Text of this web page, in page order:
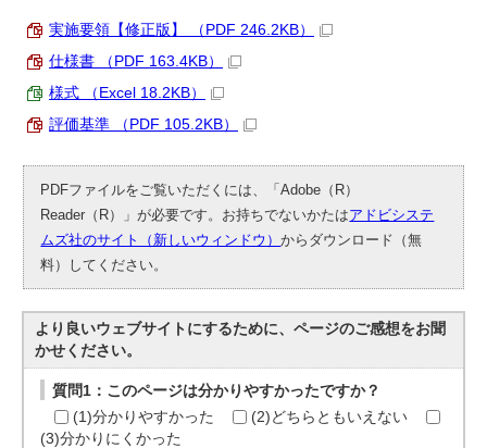
実施要領【修正版】 （PDF 246.2KB）
仕様書 （PDF 163.4KB）
様式 （Excel 18.2KB）
評価基準 （PDF 105.2KB）
PDFファイルをご覧いただくには、「Adobe（R）
Reader（R）」が必要です。お持ちでないかたはアドビシステ
ムズ社のサイト（新しいウィンドウ）からダウンロード（無
料）してください。
より良いウェブサイトにするために、ページのご感想をお聞
かせください。
質問1：このページは分かりやすかったですか？
(1)分かりやすかった
(2)どちらともいえない
(3)分かりにくかった